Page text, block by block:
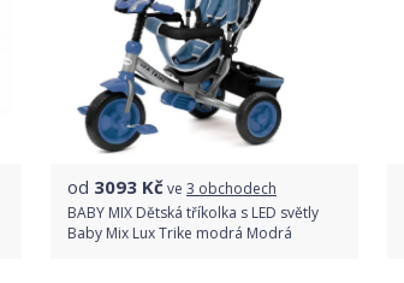
od 3093 Kčve 3 obchodech
BABY MIX Dětská tříkolka s LED světly
Baby Mix Lux Trike modrá Modrá